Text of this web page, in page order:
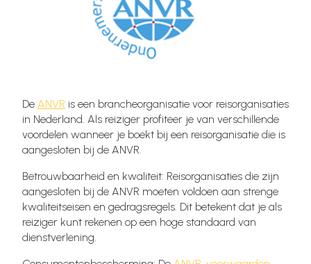
De ANVR is een brancheorganisatie voor reisorganisaties
in Nederland. Als reiziger profiteer je van verschillende
voordelen wanneer je boekt bij een reisorganisatie die is
aangesloten bij de ANVR.
Betrouwbaarheid en kwaliteit: Reisorganisaties die zijn
aangesloten bij de ANVR moeten voldoen aan strenge
kwaliteitseisen en gedragsregels. Dit betekent dat je als
reiziger kunt rekenen op een hoge standaard van
dienstverlening.